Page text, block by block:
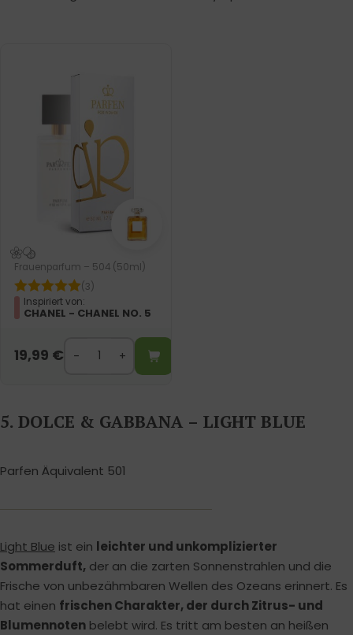
Frauenparfum – 504 (50ml)
(3)
Inspiriert von:
CHANEL - CHANEL NO. 5
19,99 €
5. DOLCE & GABBANA – LIGHT BLUE
Parfen Äquivalent 501
Light Blue ist ein leichter und unkomplizierter
Sommerduft, der an die zarten Sonnenstrahlen und die
Frische von unbezähmbaren Wellen des Ozeans erinnert. Es
hat einen frischen Charakter, der durch Zitrus- und
Blumennoten belebt wird. Es tritt am besten an heißen